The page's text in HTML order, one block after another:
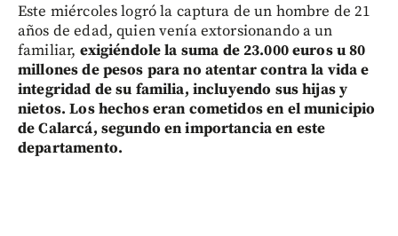
Este miércoles logró la captura de un hombre de 21
años de edad, quien venía extorsionando a un
familiar, exigiéndole la suma de 23.000 euros u 80
millones de pesos para no atentar contra la vida e
integridad de su familia, incluyendo sus hijas y
nietos. Los hechos eran cometidos en el municipio
de Calarcá, segundo en importancia en este
departamento.